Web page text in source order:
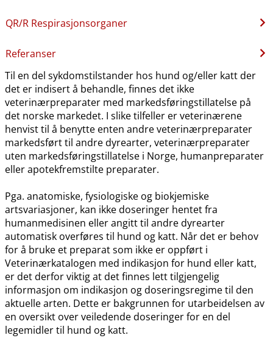
QR​/​R Respirasjonsorganer
Referanser
Til en del sykdomstilstander hos hund og​/​eller katt der
det er indisert å behandle, finnes det ikke
veterinærpreparater med markedsføringstillatelse på
det norske markedet. I slike tilfeller er veterinærene
henvist til å benytte enten andre veterinærpreparater
markedsført til andre dyrearter, veterinærpreparater
uten markedsføringstillatelse i Norge, humanpreparater
eller apotekfremstilte preparater.
Pga. anatomiske, fysiologiske og biokjemiske
artsvariasjoner, kan ikke doseringer hentet fra
humanmedisinen eller angitt til andre dyrearter
automatisk overføres til hund og katt. Når det er behov
for å bruke et preparat som ikke er oppført i
Veterinærkatalogen med indikasjon for hund eller katt,
er det derfor viktig at det finnes lett tilgjengelig
informasjon om indikasjon og doseringsregime til den
aktuelle arten. Dette er bakgrunnen for utarbeidelsen av
en oversikt over veiledende doseringer for en del
legemidler til hund og katt.